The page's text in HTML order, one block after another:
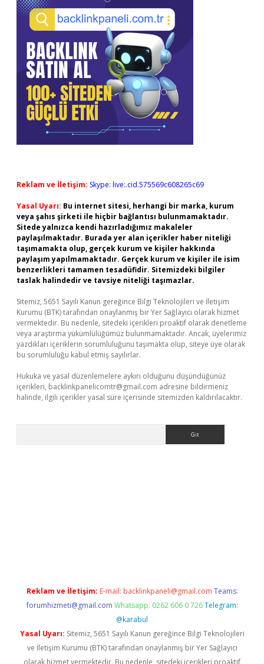
Reklam ve İletişim: Skype: live:.cid.575569c608265c69
Yasal Uyarı: Bu internet sitesi, herhangi bir marka, kurum
veya şahıs şirketi ile hiçbir bağlantısı bulunmamaktadır.
Sitede yalnızca kendi hazırladığımız makaleler
paylaşılmaktadır. Burada yer alan içerikler haber niteliği
taşımamakta olup, gerçek kurum ve kişiler hakkında
paylaşım yapılmamaktadır. Gerçek kurum ve kişiler ile isim
benzerlikleri tamamen tesadüfidir. Sitemizdeki bilgiler
taslak halindedir ve tavsiye niteliği taşımazlar.
Sitemiz, 5651 Sayılı Kanun gereğince Bilgi Teknolojileri ve İletişim
Kurumu (BTK) tarafından onaylanmış bir Yer Sağlayıcı olarak hizmet
vermektedir. Bu nedenle, sitedeki içerikleri proaktif olarak denetleme
veya araştırma yükümlülüğümüz bulunmamaktadır. Ancak, üyelerimiz
yazdıkları içeriklerin sorumluluğunu taşımakta olup, siteye üye olarak
bu sorumluluğu kabul etmiş sayılırlar.
Hukuka ve yasal düzenlemelere aykırı olduğunu düşündüğünüz
içerikleri, backlinkpanelicomtr@gmail.com adresine bildirmeniz
halinde, ilgili içerikler yasal süre içerisinde sitemizden kaldırılacaktır.
Reklam ve İletişim: E-mail: backlinkpaneli@gmail.com Teams:
forumhizmeti@gmail.com Whatsapp: 0262 606 0 726 Telegram:
@karabul
Yasal Uyarı: Sitemiz, 5651 Sayılı Kanun gereğince Bilgi Teknolojileri
ve İletişim Kurumu (BTK) tarafından onaylanmış bir Yer Sağlayıcı
olarak hizmet vermektedir. Bu nedenle, sitedeki içerikleri proaktif